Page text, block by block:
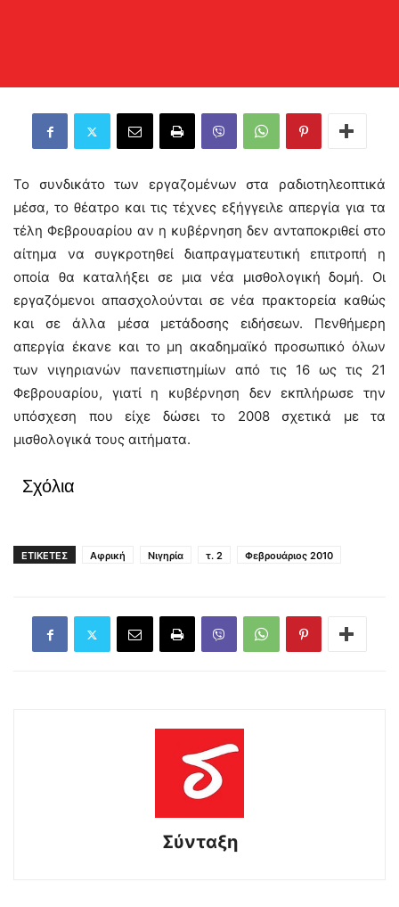
Το συνδικάτο των εργαζομένων στα ραδιοτηλεοπτικά
μέσα, το θέατρο και τις τέχνες εξήγγειλε απεργία για τα
τέλη Φεβρουαρίου αν η κυβέρνηση δεν ανταποκριθεί στο
αίτημα να συγκροτηθεί διαπραγματευτική επιτροπή η
οποία θα καταλήξει σε μια νέα μισθολογική δομή. Οι
εργαζόμενοι απασχολούνται σε νέα πρακτορεία καθώς
και σε άλλα μέσα μετάδοσης ειδήσεων. Πενθήμερη
απεργία έκανε και το μη ακαδημαϊκό προσωπικό όλων
των νιγηριανών πανεπιστημίων από τις 16 ως τις 21
Φεβρουαρίου, γιατί η κυβέρνηση δεν εκπλήρωσε την
υπόσχεση που είχε δώσει το 2008 σχετικά με τα
μισθολογικά τους αιτήματα.
Σχόλια
ΕΤΙΚΕΤΕΣ Αφρική Νιγηρία τ. 2 Φεβρουάριος 2010
Σύνταξη